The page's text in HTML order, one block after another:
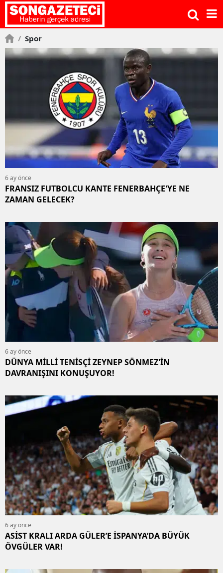
/ Spor
6 ay önce
FRANSIZ FUTBOLCU KANTE FENERBAHÇE'YE NE
ZAMAN GELECEK?
6 ay önce
DÜNYA MİLLİ TENİSÇİ ZEYNEP SÖNMEZ'İN
DAVRANIŞINI KONUŞUYOR!
6 ay önce
ASİST KRALI ARDA GÜLER’E İSPANYA’DA BÜYÜK
ÖVGÜLER VAR!